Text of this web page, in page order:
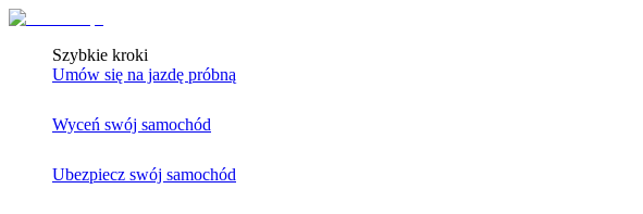
Szybkie kroki
Umów się na jazdę próbną
Wyceń swój samochód
Ubezpiecz swój samochód